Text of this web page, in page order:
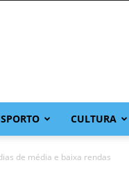
CULTURA
de média e baixa rendas